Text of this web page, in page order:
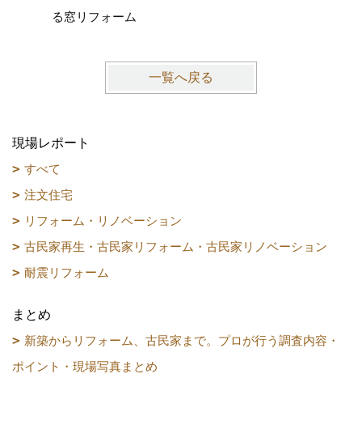
る窓リフォーム
一覧へ戻る
現場レポート
すべて
注文住宅
リフォーム・リノベーション
古民家再生・古民家リフォーム・古民家リノベーション
耐震リフォーム
まとめ
新築からリフォーム、古民家まで。プロが行う調査内容・
ポイント・現場写真まとめ